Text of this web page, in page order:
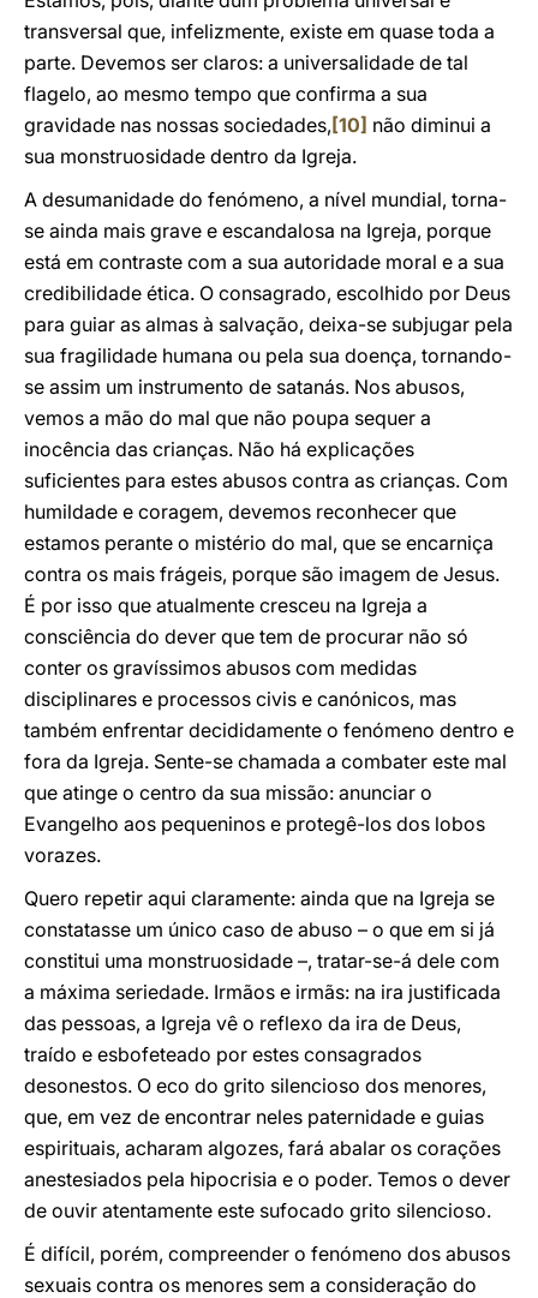
transversal que, infelizmente, existe em quase toda a
parte. Devemos ser claros: a universalidade de tal
flagelo, ao mesmo tempo que confirma a sua
gravidade nas nossas sociedades, [10] não diminui a
sua monstruosidade dentro da Igreja.
A desumanidade do fenómeno, a nível mundial, torna-
se ainda mais grave e escandalosa na Igreja, porque
está em contraste com a sua autoridade moral e a sua
credibilidade ética. O consagrado, escolhido por Deus
para guiar as almas à salvação, deixa-se subjugar pela
sua fragilidade humana ou pela sua doença, tornando-
se assim um instrumento de satanás. Nos abusos,
vemos a mão do mal que não poupa sequer a
inocência das crianças. Não há explicações
suficientes para estes abusos contra as crianças. Com
humildade e coragem, devemos reconhecer que
estamos perante o mistério do mal, que se encarniça
contra os mais frágeis, porque são imagem de Jesus.
É por isso que atualmente cresceu na Igreja a
consciência do dever que tem de procurar não só
conter os gravíssimos abusos com medidas
disciplinares e processos civis e canónicos, mas
também enfrentar decididamente o fenómeno dentro e
fora da Igreja. Sente-se chamada a combater este mal
que atinge o centro da sua missão: anunciar o
Evangelho aos pequeninos e protegê-los dos lobos
vorazes.
Quero repetir aqui claramente: ainda que na Igreja se
constatasse um único caso de abuso – o que em si já
constitui uma monstruosidade –, tratar-se-á dele com
a máxima seriedade. Irmãos e irmãs: na ira justificada
das pessoas, a Igreja vê o reflexo da ira de Deus,
traído e esbofeteado por estes consagrados
desonestos. O eco do grito silencioso dos menores,
que, em vez de encontrar neles paternidade e guias
espirituais, acharam algozes, fará abalar os corações
anestesiados pela hipocrisia e o poder. Temos o dever
de ouvir atentamente este sufocado grito silencioso.
É difícil, porém, compreender o fenómeno dos abusos
sexuais contra os menores sem a consideração do